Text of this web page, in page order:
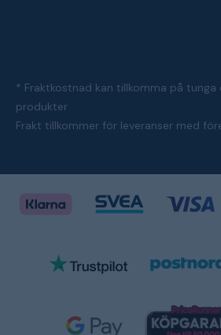
* Fraktkostnad kan tillkomma på tunga
produkter
Frakt tillkommer för leveranser med